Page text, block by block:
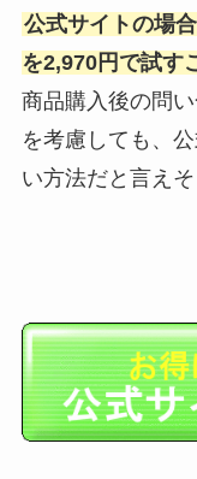
公式サイトの場
を2,970円で試す
商品購入後の問
を考慮しても、
い方法だと言えそ